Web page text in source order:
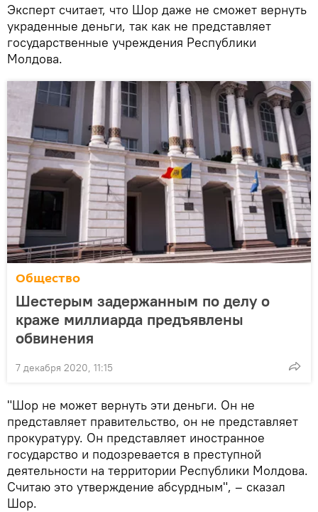
Эксперт считает, что Шор даже не сможет вернуть
украденные деньги, так как не представляет
государственные учреждения Республики
Молдова.
Общество
Шестерым задержанным по делу о
краже миллиарда предъявлены
обвинения
7 декабря 2020, 11:15
"Шор не может вернуть эти деньги. Он не
представляет правительство, он не представляет
прокуратуру. Он представляет иностранное
государство и подозревается в преступной
деятельности на территории Республики Молдова.
Считаю это утверждение абсурдным", – сказал
Шор.